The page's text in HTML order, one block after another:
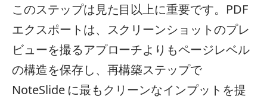
このステップは見た目以上に重要です。PDF
エクスポートは、スクリーンショットのプレ
ビューを撮るアプローチよりもページレベル
の構造を保存し、再構築ステップで
NoteSlide に最もクリーンなインプットを提